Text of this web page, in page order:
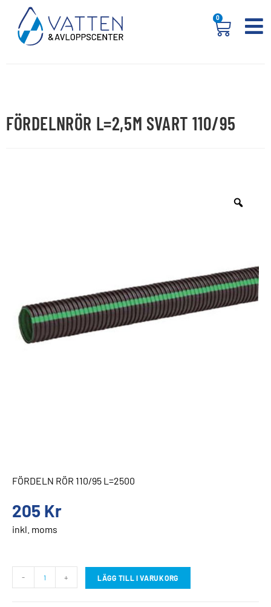
0
FÖRDELNRÖR L=2,5M SVART 110/95
FÖRDELN RÖR 110/95 L=2500
205 Kr
inkl. moms
- + LÄGG TILL I VARUKORG